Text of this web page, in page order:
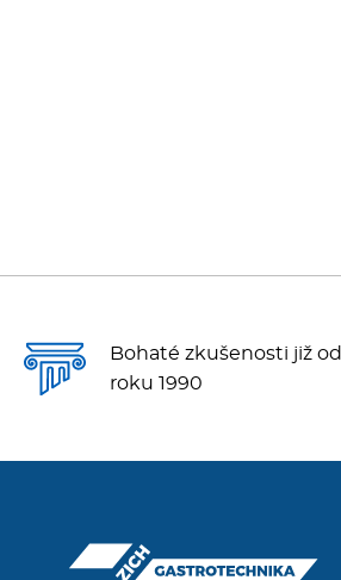
Bohaté zkušenosti již od
roku 1990